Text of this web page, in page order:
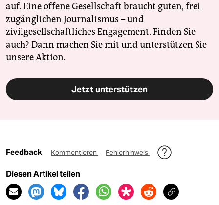
auf. Eine offene Gesellschaft braucht guten, frei
zugänglichen Journalismus – und
zivilgesellschaftliches Engagement. Finden Sie
auch? Dann machen Sie mit und unterstützen Sie
unsere Aktion.
Jetzt unterstützen
Feedback Kommentieren Fehlerhinweis
Diesen Artikel teilen